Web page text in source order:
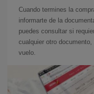
Cuando termines la
informarte de la
puedes consultar si
cualquier otro
vuelo.